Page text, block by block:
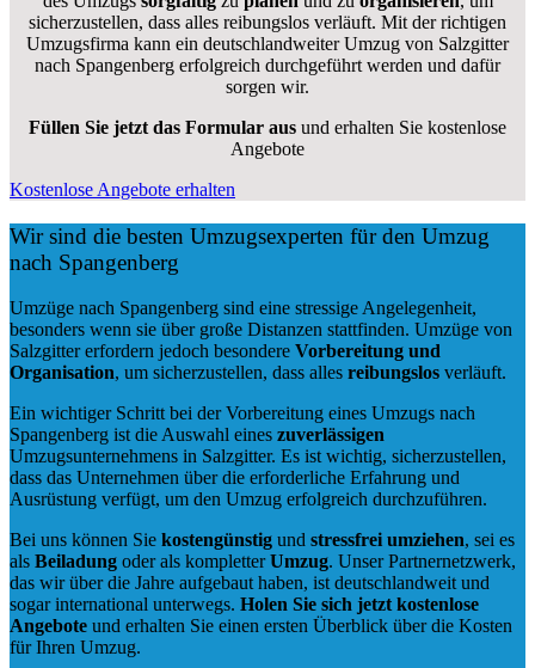
sicherzustellen, dass alles reibungslos verläuft. Mit der richtigen
Umzugsfirma kann ein deutschlandweiter Umzug von Salzgitter
nach Spangenberg erfolgreich durchgeführt werden und dafür
sorgen wir.
Füllen Sie jetzt das Formular aus und erhalten Sie kostenlose
Angebote
Kostenlose Angebote erhalten
Wir sind die besten Umzugsexperten für den Umzug
nach Spangenberg
Umzüge nach Spangenberg sind eine stressige Angelegenheit,
besonders wenn sie über große Distanzen stattfinden. Umzüge von
Salzgitter erfordern jedoch besondere Vorbereitung und
Organisation, um sicherzustellen, dass alles reibungslos verläuft.
Ein wichtiger Schritt bei der Vorbereitung eines Umzugs nach
Spangenberg ist die Auswahl eines zuverlässigen
Umzugsunternehmens in Salzgitter. Es ist wichtig, sicherzustellen,
dass das Unternehmen über die erforderliche Erfahrung und
Ausrüstung verfügt, um den Umzug erfolgreich durchzuführen.
Bei uns können Sie kostengünstig und stressfrei umziehen, sei es
als Beiladung oder als kompletterUmzug. Unser Partnernetzwerk,
das wir über die Jahre aufgebaut haben, ist deutschlandweit und
sogar international unterwegs. Holen Sie sich jetzt kostenlose
Angebote und erhalten Sie einen ersten Überblick über die Kosten
für Ihren Umzug.